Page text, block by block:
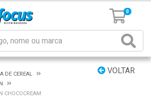
0
VOLTAR
DE CEREAL
CHOCOCREAM